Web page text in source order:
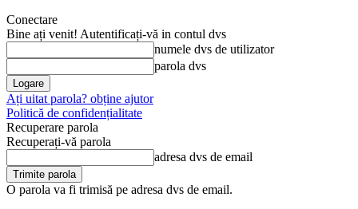
Conectare
Bine ați venit! Autentificați-vă in contul dvs
numele dvs de utilizator
parola dvs
Ați uitat parola? obține ajutor
Politică de confidențialitate
Recuperare parola
Recuperați-vă parola
adresa dvs de email
O parola va fi trimisă pe adresa dvs de email.